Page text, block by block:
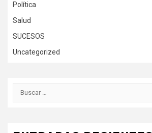
Política
Salud
SUCESOS
Uncategorized
Buscar: